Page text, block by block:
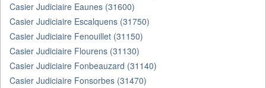
Casier Judiciaire Eaunes (31600)
Casier Judiciaire Escalquens (31750)
Casier Judiciaire Fenouillet (31150)
Casier Judiciaire Flourens (31130)
Casier Judiciaire Fonbeauzard (31140)
Casier Judiciaire Fonsorbes (31470)